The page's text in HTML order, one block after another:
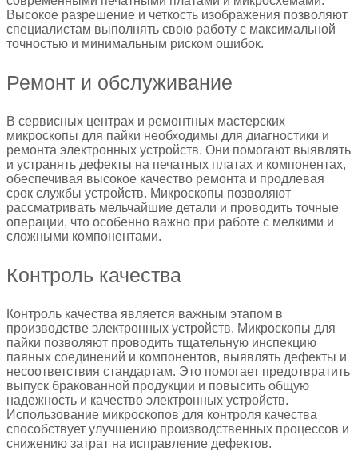
Высокое разрешение и четкость изображения позволяют
специалистам выполнять свою работу с максимальной
точностью и минимальным риском ошибок.
Ремонт и обслуживание
В сервисных центрах и ремонтных мастерских
микроскопы для пайки необходимы для диагностики и
ремонта электронных устройств. Они помогают выявлять
и устранять дефекты на печатных платах и компонентах,
обеспечивая высокое качество ремонта и продлевая
срок службы устройств. Микроскопы позволяют
рассматривать мельчайшие детали и проводить точные
операции, что особенно важно при работе с мелкими и
сложными компонентами.
Контроль качества
Контроль качества является важным этапом в
производстве электронных устройств. Микроскопы для
пайки позволяют проводить тщательную инспекцию
паяных соединений и компонентов, выявлять дефекты и
несоответствия стандартам. Это помогает предотвратить
выпуск бракованной продукции и повысить общую
надежность и качество электронных устройств.
Использование микроскопов для контроля качества
способствует улучшению производственных процессов и
снижению затрат на исправление дефектов.